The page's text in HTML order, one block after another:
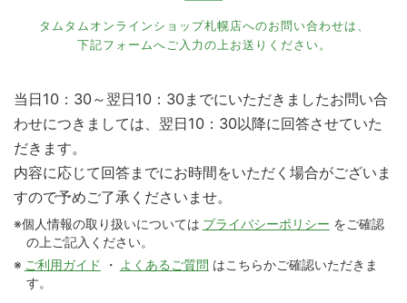
タムタムオンラインショップ札幌店へのお問い合わせは、
下記フォームへご入力の上お送りください。
当日10：30～翌日10：30までにいただきましたお問い合
わせにつきましては、翌日10：30以降に回答させていた
だきます。
内容に応じて回答までにお時間をいただく場合がございま
すので予めご了承くださいませ。
※個人情報の取り扱いについては プライバシーポリシー をご確認
の上ご記入ください。
※ ご利用ガイド ・ よくあるご質問 はこちらかご確認いただきま
す。